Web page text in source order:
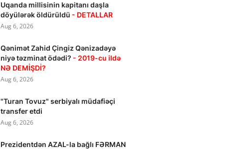
Uqanda millisinin kapitanı daşla
döyülərək öldürüldü - DETALLAR
Aug 6, 2026
Qənimət Zahid Çingiz Qənizadəyə
niyə təzminat ödədi? - 2019-cu ildə
NƏ DEMİŞDİ?
Aug 6, 2026
"Turan Tovuz" serbiyalı müdafiəçi
transfer etdi
Aug 6, 2026
Prezidentdən AZAL-la bağlı FƏRMAN